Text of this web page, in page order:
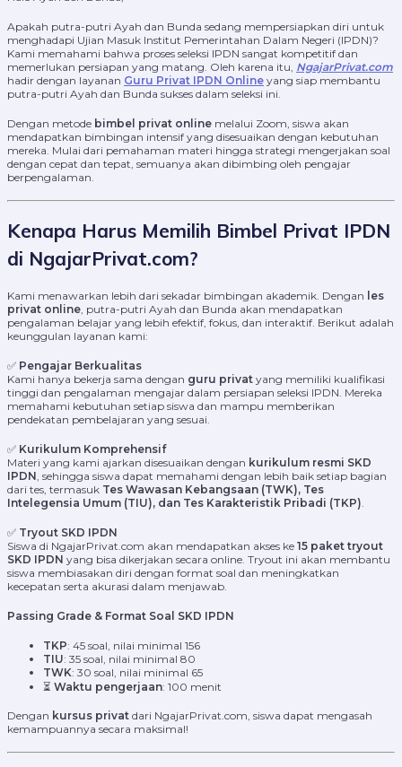
Apakah putra-putri Ayah dan Bunda sedang mempersiapkan diri untuk
menghadapi Ujian Masuk Institut Pemerintahan Dalam Negeri (IPDN)?
Kami memahami bahwa proses seleksi IPDN sangat kompetitif dan
memerlukan persiapan yang matang. Oleh karena itu, NgajarPrivat.com
hadir dengan layanan Guru Privat IPDN Online yang siap membantu
putra-putri Ayah dan Bunda sukses dalam seleksi ini.
Dengan metode bimbel privat online melalui Zoom, siswa akan
mendapatkan bimbingan intensif yang disesuaikan dengan kebutuhan
mereka. Mulai dari pemahaman materi hingga strategi mengerjakan soal
dengan cepat dan tepat, semuanya akan dibimbing oleh pengajar
berpengalaman.
Kenapa Harus Memilih Bimbel Privat IPDN
di NgajarPrivat.com?
Kami menawarkan lebih dari sekadar bimbingan akademik. Dengan les
privat online , putra-putri Ayah dan Bunda akan mendapatkan
pengalaman belajar yang lebih efektif, fokus, dan interaktif. Berikut adalah
keunggulan layanan kami:
✅ Pengajar Berkualitas
Kami hanya bekerja sama dengan guru privat yang memiliki kualifikasi
tinggi dan pengalaman mengajar dalam persiapan seleksi IPDN. Mereka
memahami kebutuhan setiap siswa dan mampu memberikan
pendekatan pembelajaran yang sesuai.
✅ Kurikulum Komprehensif
Materi yang kami ajarkan disesuaikan dengan kurikulum resmi SKD
IPDN , sehingga siswa dapat memahami dengan lebih baik setiap bagian
dari tes, termasuk Tes Wawasan Kebangsaan (TWK), Tes
Intelegensia Umum (TIU), dan Tes Karakteristik Pribadi (TKP)
✅ Tryout SKD IPDN
Siswa di NgajarPrivat.com akan mendapatkan akses ke 15 paket tryout
SKD IPDN yang bisa dikerjakan secara online. Tryout ini akan membantu
siswa membiasakan diri dengan format soal dan meningkatkan
kecepatan serta akurasi dalam menjawab.
Passing Grade & Format Soal SKD IPDN
TKP: 45 soal, nilai minimal 156
TIU: 35 soal, nilai minimal 80
TWK: 30 soal, nilai minimal 65
⏳ Waktu pengerjaan: 100 menit
Dengan kursus privat dari NgajarPrivat.com, siswa dapat mengasah
kemampuannya secara maksimal!